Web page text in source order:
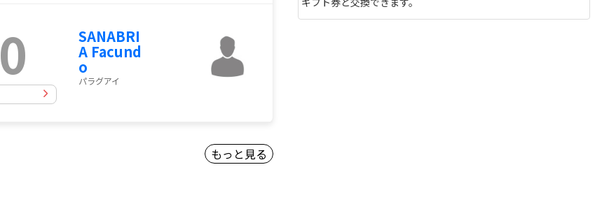
0 SANABRI
A Facund
o
パラグアイ
もっと見る